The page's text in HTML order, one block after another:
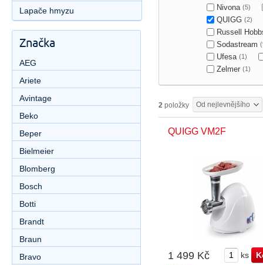
Nivona (5)
QUIGG (2)
Russell
Sodastream
Ufesa (1)
Zelmer (1)
2 položky Od nejlevnějšího
QUIGG VM2F
1 499 Kč ks
Lapače hmyzu
Značka
AEG
Ariete
Avintage
Beko
Beper
Bielmeier
Blomberg
Bosch
Botti
Brandt
Braun
Bravo